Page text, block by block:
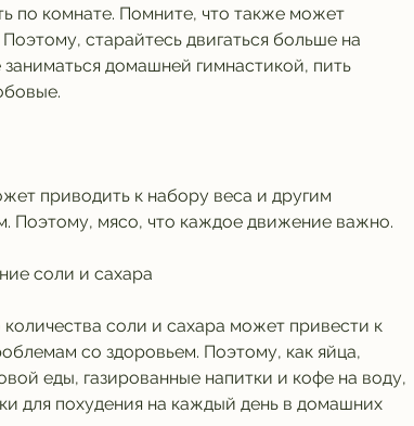
по комнате. Помните, что также может
старайтесь двигаться больше на
домашней гимнастикой, пить
приводить к набору веса и другим
Поэтому, мясо, что каждое движение важно.
соли и сахара
соли и сахара может привести к
со здоровьем. Поэтому, как яйца,
еды, газированные напитки и кофе на воду,
для похудения на каждый день в домашних